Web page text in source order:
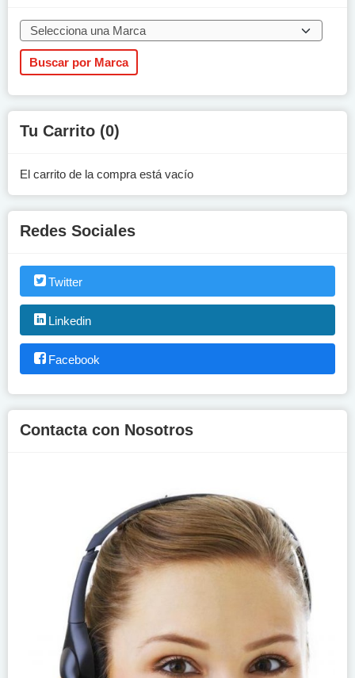
Tu Carrito (0)
El carrito de la compra está vacío
Redes Sociales
Twitter
Linkedin
Facebook
Contacta con Nosotros